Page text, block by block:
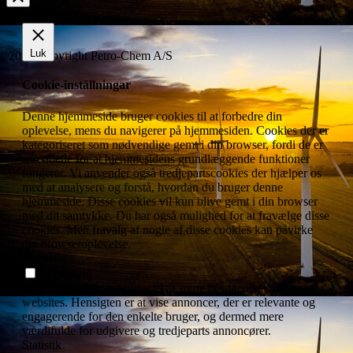
©2019 Copyright Petro-Chem A/S
Luk
Cookie-inställningar
Denne hjemmeside bruger cookies til at forbedre din
oplevelse, mens du navigerer på hjemmesiden. Cookies der er
kategoriseret som nødvendige gemt i din browser, fordi de er
essentielle for at hjemmesidens grundlæggende funktioner
fungerer. Vi anvender også tredjepartscookies der hjælper os
med at analysere og forstå, hvordan du bruger denne
hjemmeside. Disse cookies vil kun blive gemt i din browser
med dit samtykke. Du har også mulighed for at fravælge disse
cookies. Men fravalg af nogle af disse cookies kan påvirke
din browseroplevelse.
Marketing
Marketing cookies bruges til at spore besøgende på tværs af
websites. Hensigten er at vise annoncer, der er relevante og
engagerende for den enkelte bruger, og dermed mere
værdifulde for udgivere og tredjeparts annoncører.
Statistik